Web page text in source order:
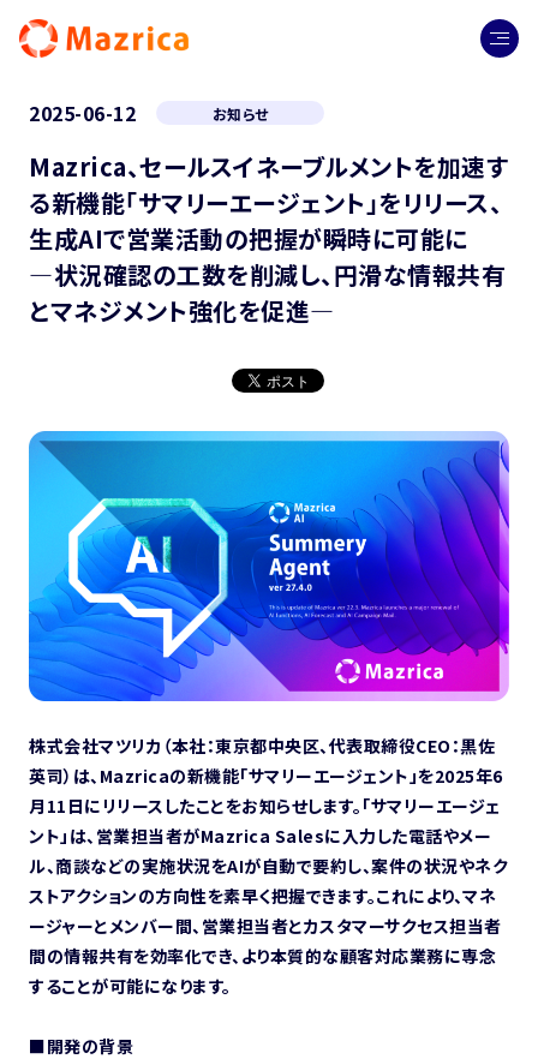
2025-06-12 お知らせ
Mazrica、セールスイネーブルメントを加速す
る新機能「サマリーエージェント」をリリース、
生成AIで営業活動の把握が瞬時に可能に
—状況確認の工数を削減し、円滑な情報共有
とマネジメント強化を促進—
株式会社マツリカ（本社：東京都中央区、代表取締役CEO：黒佐
英司）は、Mazricaの新機能「サマリーエージェント」を2025年6
月11日にリリースしたことをお知らせします。「サマリーエージェ
ント」は、営業担当者がMazrica Salesに入力した電話やメー
ル、商談などの実施状況をAIが自動で要約し、案件の状況やネク
ストアクションの方向性を素早く把握できます。これにより、マネ
ージャーとメンバー間、営業担当者とカスタマーサクセス担当者
間の情報共有を効率化でき、より本質的な顧客対応業務に専念
することが可能になります。
■開発の背景